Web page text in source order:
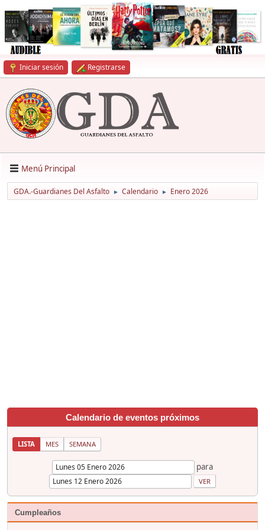
Iniciar sesión Registrarse
Menú Principal
GDA.-Guardianes Del Asfalto ► Calendario ► Enero 2026
Calendario de eventos próximos
LISTA MES SEMANA
para
Cumpleaños